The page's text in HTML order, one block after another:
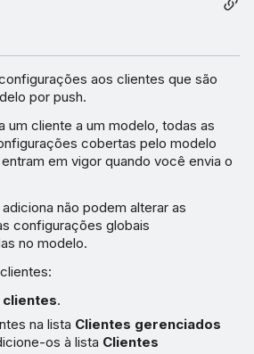
Português
中文（繁體）
aos clientes que são
por push.
um cliente a um modelo, todas as
cobertas pelo modelo
em vigor quando você envia o
não podem alterar as
configurações globais
no modelo.
clientes.
na lista Clientes gerenciados
os à lista Clientes